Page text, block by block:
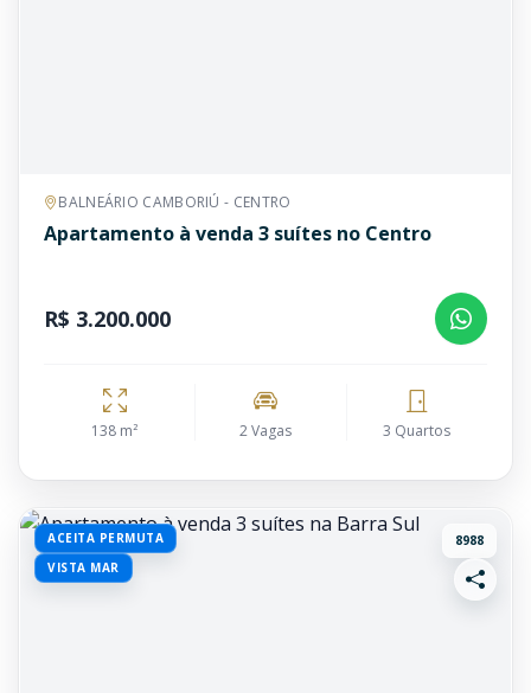
BALNEÁRIO CAMBORIÚ - CENTRO
Apartamento à venda 3 suítes no Centro
R$ 3.200.000
138 m² 2 Vagas 3 Quartos
ACEITA PERMUTA
VISTA MAR
8988